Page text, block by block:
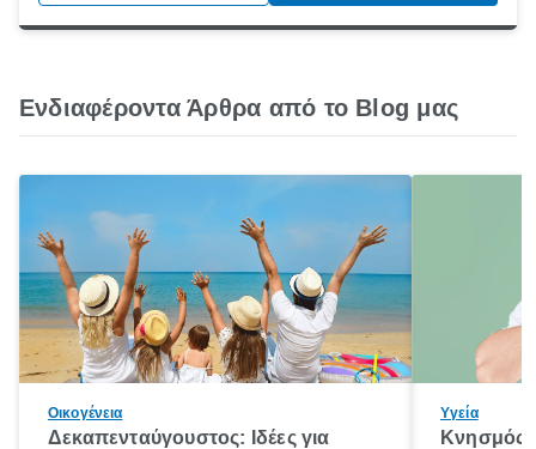
Ενδιαφέροντα Άρθρα από το Blog μας
Οικογένεια
Δεκαπενταύγουστος: Ιδέες για
Υγεία
Κνησμός: